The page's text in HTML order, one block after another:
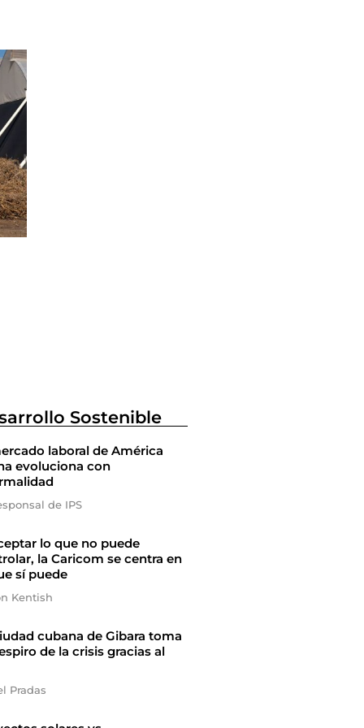
Sostenible
laboral de América
evoluciona con
de IPS
lo que no puede
la Caricom se centra en
sí puede
Kentish
cubana de Gibara toma
de la crisis gracias al
Pradas